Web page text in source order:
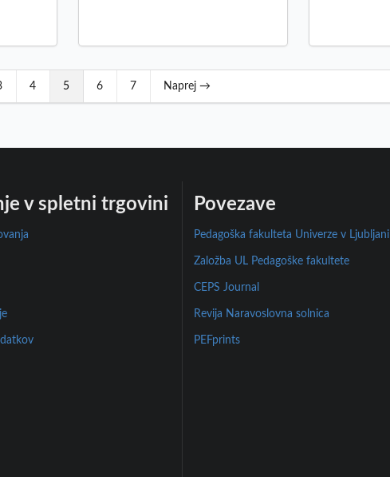
4 5 6 7 Naprej →
v spletni trgovini Povezave
Pedagoška fakulteta Univerze v Ljubljani
Založba UL Pedagoške fakultete
CEPS Journal
Revija Naravoslovna solnica
PEFprints